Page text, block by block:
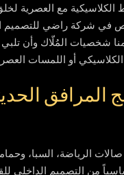
الكلاسيكية مع العصرية
في شركة راضي للتصميم
شخصيات المُلّاك وأن تلبي
أو اللمسات
المرافق
صالات الرياضة، السبا،
من التصميم الداخلي